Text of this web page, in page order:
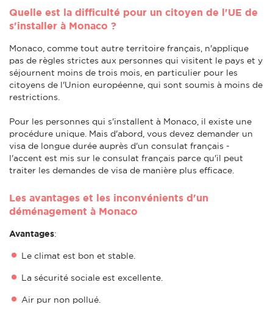
Quelle est la difficulté pour un citoyen de l'UE de
s'installer à Monaco ?
Monaco, comme tout autre territoire français, n'applique
pas de règles strictes aux personnes qui visitent le pays et y
séjournent moins de trois mois, en particulier pour les
citoyens de l'Union européenne, qui sont soumis à moins de
restrictions.
Pour les personnes qui s'installent à Monaco, il existe une
procédure unique. Mais d'abord, vous devez demander un
visa de longue durée auprès d'un consulat français -
l'accent est mis sur le consulat français parce qu'il peut
traiter les demandes de visa de manière plus efficace.
Les avantages et les inconvénients d'un
déménagement à Monaco
Avantages:
Le climat est bon et stable.
La sécurité sociale est excellente.
Air pur non pollué.